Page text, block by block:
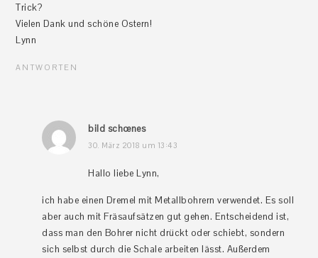
Trick?
Vielen Dank und schöne Ostern!
Lynn
ANTWORTEN
bild schœnes
30. März 2018 um 13:43
Hallo liebe Lynn,
ich habe einen Dremel mit Metallbohrern verwendet. Es soll
aber auch mit Fräsaufsätzen gut gehen. Entscheidend ist,
dass man den Bohrer nicht drückt oder schiebt, sondern
sich selbst durch die Schale arbeiten lässt. Außerdem